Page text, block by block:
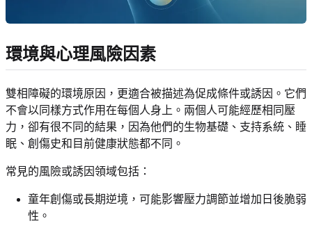
環境與心理風險因素
雙相障礙的環境原因，更適合被描述為促成條件或誘因。它們
不會以同樣方式作用在每個人身上。兩個人可能經歷相同壓
力，卻有很不同的結果，因為他們的生物基礎、支持系統、睡
眠、創傷史和目前健康狀態都不同。
常見的風險或誘因領域包括：
童年創傷或長期逆境，可能影響壓力調節並增加日後脆弱
性。